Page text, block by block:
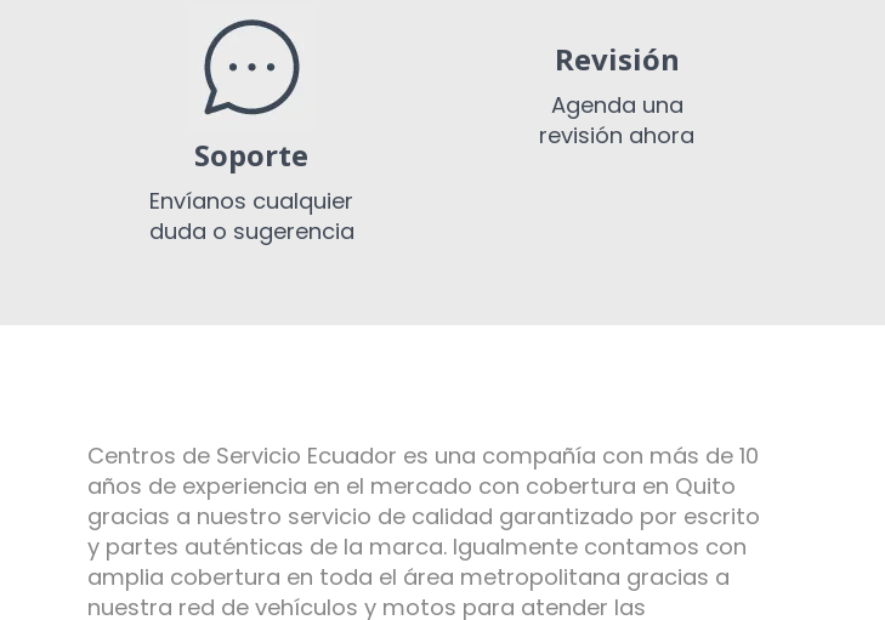
Soporte
Envíanos cualquier
duda o sugerencia
Revisión
Agenda una
revisión ahora
Centros de Servicio Ecuador es una compañía con más de 10
años de experiencia en el mercado con cobertura en Quito
gracias a nuestro servicio de calidad garantizado por escrito
y partes auténticas de la marca. Igualmente contamos con
amplia cobertura en toda el área metropolitana gracias a
nuestra red de vehículos y motos para atender las